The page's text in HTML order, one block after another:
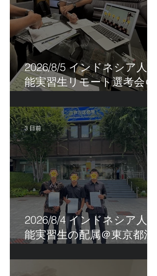
2026/8/5 インドネシア人技
能実習生リモート選考会＠
2026/8/4 インドネシア人技
能実習生の配属＠東京都江
3 日前